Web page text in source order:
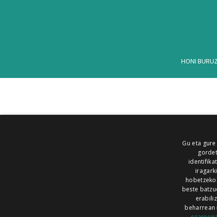
HONI BURUZ
Gu eta
hobetzeko.
beste